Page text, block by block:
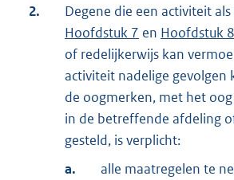
2.
Degene die een activiteit
Hoofdstuk 7 en Hoofdstuk 8
of redelijkerwijs kan
activiteit nadelige gevolgen
de oogmerken, met het
in de betreffende afdeling
gesteld, is verplicht:
a.
alle maatregelen te